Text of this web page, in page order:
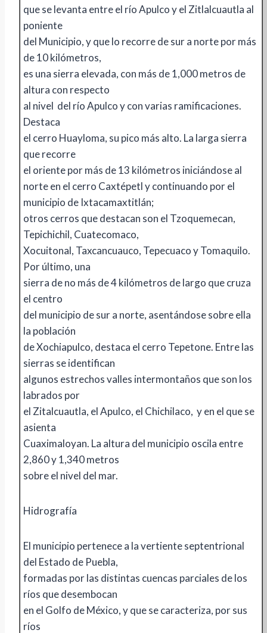
que se levanta entre el río Apulco y el Zitlalcuautla al
poniente
del Municipio, y que lo recorre de sur a norte por más
de 10 kilómetros,
es una sierra elevada, con más de 1,000 metros de
altura con respecto
al nivel del río Apulco y con varias ramificaciones.
Destaca
el cerro Huayloma, su pico más alto. La larga sierra
que recorre
el oriente por más de 13 kilómetros iniciándose al
norte en el cerro Caxtépetl y continuando por el
municipio de Ixtacamaxtitlán;
otros cerros que destacan son el Tzoquemecan,
Tepichichil, Cuatecomaco,
Xocuitonal, Taxcancuauco, Tepecuaco y Tomaquilo.
Por último, una
sierra de no más de 4 kilómetros de largo que cruza
el centro
del municipio de sur a norte, asentándose sobre ella
la población
de Xochiapulco, destaca el cerro Tepetone. Entre las
sierras se identifican
algunos estrechos valles intermontaños que son los
labrados por
el Zitalcuautla, el Apulco, el Chichilaco, y en el que se
asienta
Cuaximaloyan. La altura del municipio oscila entre
2,860 y 1,340 metros
sobre el nivel del mar.
Hidrografía
El municipio pertenece a la vertiente septentrional
del Estado de Puebla,
formadas por las distintas cuencas parciales de los
ríos que desembocan
en el Golfo de México, y que se caracteriza, por sus
ríos